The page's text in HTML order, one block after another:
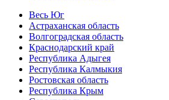
Весь Юг
Астраханская область
Волгоградская область
Краснодарский край
Республика Адыгея
Республика Калмыкия
Ростовская область
Республика Крым